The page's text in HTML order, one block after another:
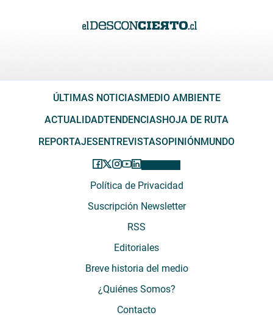
ÚLTIMAS NOTICIASMEDIO AMBIENTE
ACTUALIDADTENDENCIASHOJA DE RUTA
REPORTAJESENTREVISTASOPINIÓNMUNDO
Política de Privacidad
Suscripción Newsletter
RSS
Editoriales
Breve historia del medio
¿Quiénes Somos?
Contacto